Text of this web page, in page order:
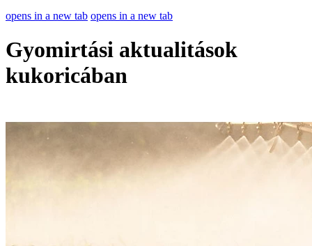
opens in a new tab opens in a new tab
Gyomirtási aktualitások
kukoricában